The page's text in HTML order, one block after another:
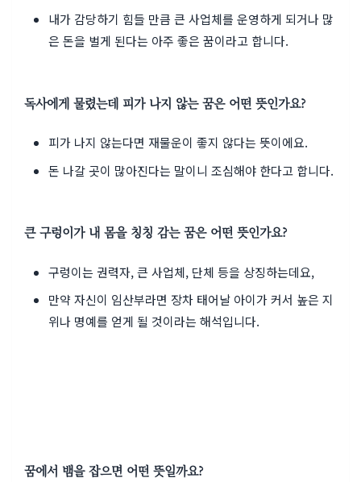
내가 감당하기 힘들 만큼 큰 사업체를 운영하게 되거나 많
은 돈을 벌게 된다는 아주 좋은 꿈이라고 합니다.
독사에게 물렸는데 피가 나지 않는 꿈은 어떤 뜻인가요?
피가 나지 않는다면 재물운이 좋지 않다는 뜻이에요.
돈 나갈 곳이 많아진다는 말이니 조심해야 한다고 합니다.
큰 구렁이가 내 몸을 칭칭 감는 꿈은 어떤 뜻인가요?
구렁이는 권력자, 큰 사업체, 단체 등을 상징하는데요,
만약 자신이 임산부라면 장차 태어날 아이가 커서 높은 지
위나 명예를 얻게 될 것이라는 해석입니다.
꿈에서 뱀을 잡으면 어떤 뜻일까요?